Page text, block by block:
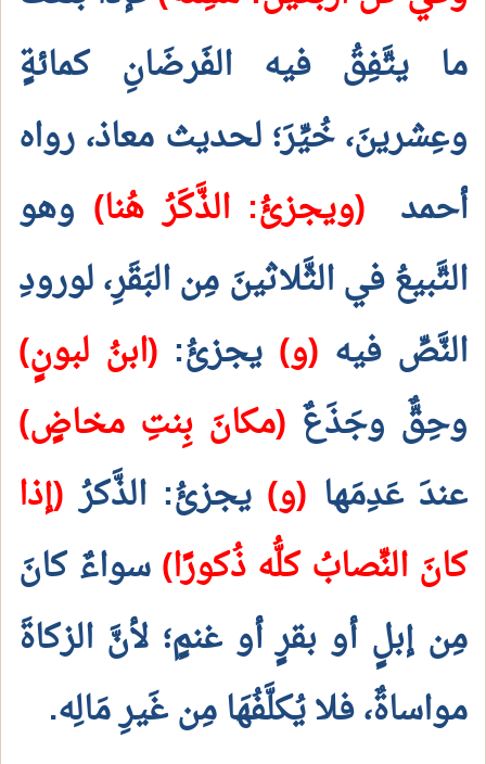
ما يتَّفِقُ فيه الفَرضَانِ كمائةٍ
وعِشرينَ، خُيِّرَ؛ لحديث معاذ، رواه
أحمد (ويجزئُ: الذَّكَرُ هُنا) وهو
التَّبيعُ في الثَّلاثينَ مِن البَقَرِ، لورودِ
النَّصِّ فيه (و) يجزئُ: (ابنُ لبونٍ)
وحِقٌّ وجَذَعٌ (مكانَ بِنتِ مخاضٍ)
عندَ عَدِمَها (و) يجزئُ: الذَّكرُ (إذا
كانَ النِّصابُ كلُّه ذُكورًا)سواءٌ كانَ
مِن إبلٍ أو بقرٍ أو غنمٍ؛ لأنَّ الزكاةَ
مواساةٌ، فلا يُكلَّفُهَا مِن غَيرِ مَالِه.